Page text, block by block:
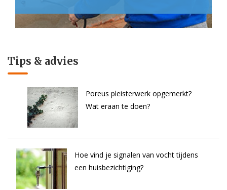
Tips & advies
Poreus pleisterwerk opgemerkt?
Wat eraan te doen?
Hoe vind je signalen van vocht tijdens
een huisbezichtiging?